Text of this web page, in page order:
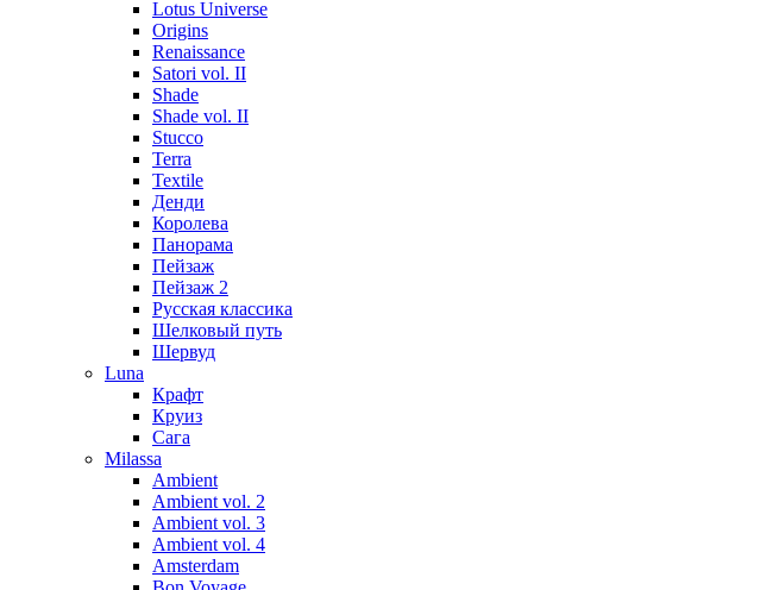
Lotus Universe
Origins
Renaissance
Satori vol. II
Shade
Shade vol. II
Stucco
Terra
Textile
Денди
Королева
Панорама
Пейзаж
Пейзаж 2
Русская классика
Шелковый путь
Шервуд
Luna
Крафт
Круиз
Сага
Milassa
Ambient
Ambient vol. 2
Ambient vol. 3
Ambient vol. 4
Amsterdam